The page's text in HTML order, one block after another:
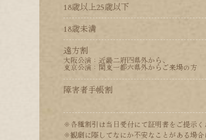
18歳以上25歳以下
18歳未満
遠方割
大阪公演：近畿二府四県外から、
東京公演：関東一都六県外からご来場の方
障害者手帳割
※各種割引は当日受付にて証明書をご提示く
※観劇に際してなにか不安なことがある場合